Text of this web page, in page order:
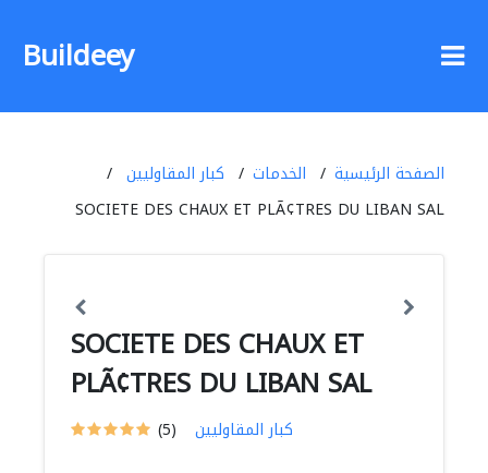
Buildeey
الصفحة الرئيسية الخدمات
كبار المقاوليين
SOCIETE DES CHAUX ET PLÃ¢TRES DU LIBAN SAL
SOCIETE DES CHAUX ET
PLÃ¢TRES DU LIBAN SAL
(5) كبار المقاوليين